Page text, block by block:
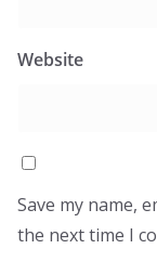
Website
Save my name,
the next time I